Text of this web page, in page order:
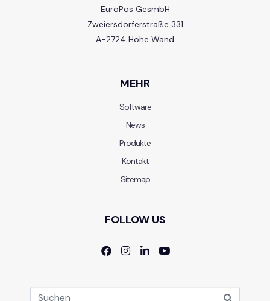
EuroPos GesmbH
Zweiersdorferstraße 331
A-2724 Hohe Wand
MEHR
Software
News
Produkte
Kontakt
Sitemap
FOLLOW US